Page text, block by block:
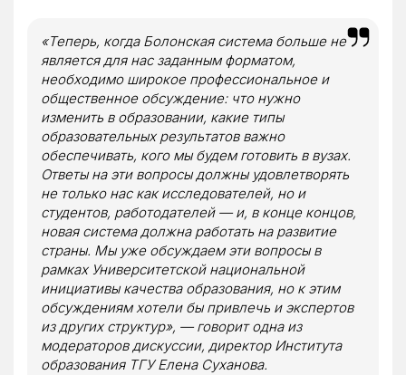
«Теперь, когда Болонская система больше не
является для нас заданным форматом,
необходимо широкое профессиональное и
общественное обсуждение: что нужно
изменить в образовании, какие типы
образовательных результатов важно
обеспечивать, кого мы будем готовить в вузах.
Ответы на эти вопросы должны удовлетворять
не только нас как исследователей, но и
студентов, работодателей — и, в конце концов,
новая система должна работать на развитие
страны. Мы уже обсуждаем эти вопросы в
рамках Университетской национальной
инициативы качества образования, но к этим
обсуждениям хотели бы привлечь и экспертов
из других структур», — говорит одна из
модераторов дискуссии, директор Института
образования ТГУ Елена Суханова.